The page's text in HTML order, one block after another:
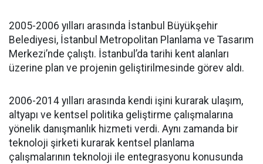
2005-2006 yılları arasında İstanbul Büyükşehir
Belediyesi, İstanbul Metropolitan Planlama ve Tasarım
Merkezi’nde çalıştı. İstanbul’da tarihi kent alanları
üzerine plan ve projenin geliştirilmesinde görev aldı.
2006-2014 yılları arasında kendi işini kurarak ulaşım,
altyapı ve kentsel politika geliştirme çalışmalarına
yönelik danışmanlık hizmeti verdi. Aynı zamanda bir
teknoloji şirketi kurarak kentsel planlama
çalışmalarının teknoloji ile entegrasyonu konusunda